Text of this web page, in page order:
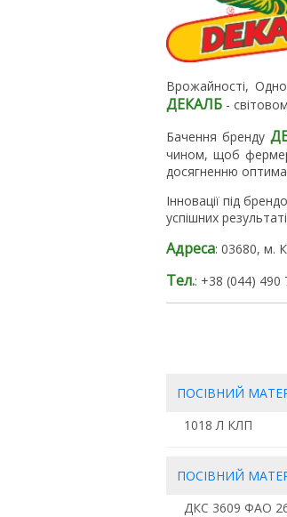
Врожайності,
ДЕКАЛБ -
Бачення бренду
чином, щоб
досягненню
Інновації під
успішних
Адреса: 03680, м.
Тел.: +38 (044) 490
ПОСІВНИЙ
1018 Л КЛП
ПОСІВНИЙ
ДКC 3609 ФАО